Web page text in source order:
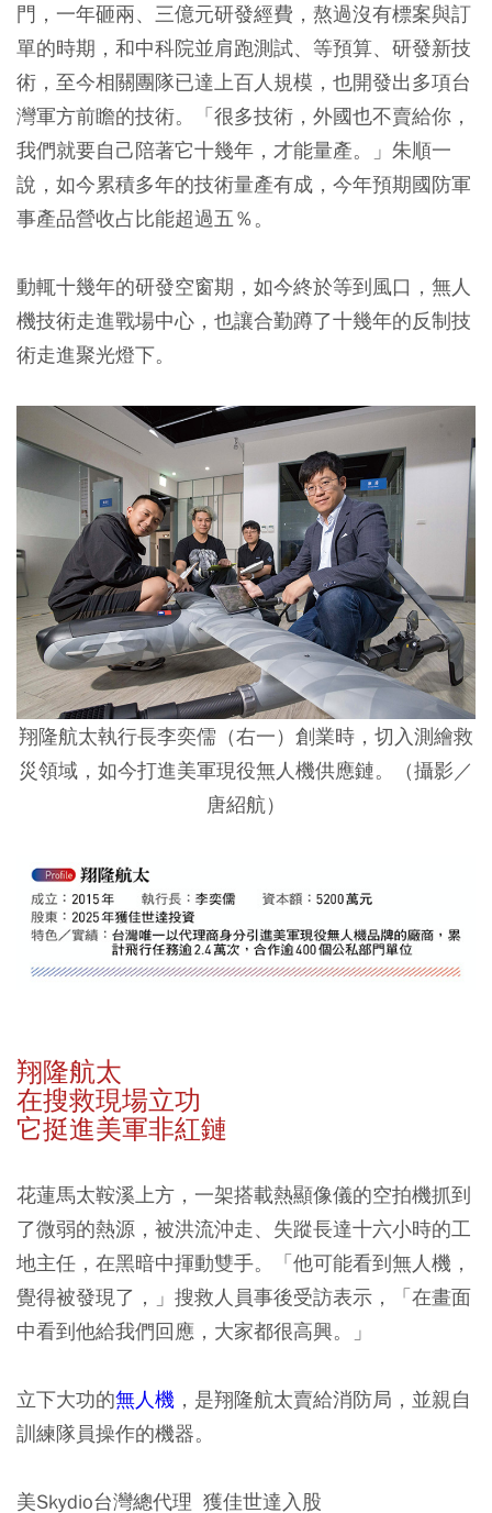
門，一年砸兩、三億元研發經費，熬過沒有標案與訂
單的時期，和中科院並肩跑測試、等預算、研發新技
術，至今相關團隊已達上百人規模，也開發出多項台
灣軍方前瞻的技術。「很多技術，外國也不賣給你，
我們就要自己陪著它十幾年，才能量產。」朱順一
說，如今累積多年的技術量產有成，今年預期國防軍
事產品營收占比能超過五％。
動輒十幾年的研發空窗期，如今終於等到風口，無人
機技術走進戰場中心，也讓合勤蹲了十幾年的反制技
術走進聚光燈下。
翔隆航太執行長李奕儒（右一）創業時，切入測繪救
災領域，如今打進美軍現役無人機供應鏈。（攝影／
唐紹航）
翔隆航太
在搜救現場立功
它挺進美軍非紅鏈
花蓮馬太鞍溪上方，一架搭載熱顯像儀的空拍機抓到
了微弱的熱源，被洪流沖走、失蹤長達十六小時的工
地主任，在黑暗中揮動雙手。「他可能看到無人機，
覺得被發現了，」搜救人員事後受訪表示，「在畫面
中看到他給我們回應，大家都很高興。」
立下大功的無人機 ，是翔隆航太賣給消防局，並親自
訓練隊員操作的機器。
美Skydio台灣總代理 獲佳世達入股